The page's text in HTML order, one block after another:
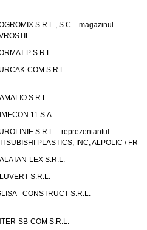
S.R.L., S.C. - magazinul
P S.R.L.
COM S.R.L.
S.R.L.
11 S.A.
S.R.L. - reprezentantul
PLASTICS, INC, ALPOLIC / FR
LEX S.R.L.
S.R.L.
- CONSTRUCT S.R.L.
SB-COM S.R.L.